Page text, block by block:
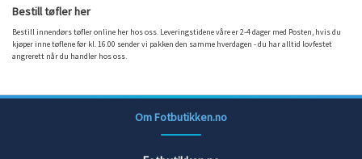
Bestill tøfler her
Bestill innendørs tøfler online her hos oss. Leveringstidene våre er 2-4 dager med Posten, hvis du
kjøper inne tøflene før kl. 16.00 sender vi pakken den samme hverdagen - du har alltid lovfestet
angrerett når du handler hos oss.
Om Fotbutikken.no